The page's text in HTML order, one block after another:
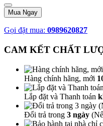
Mua Ngay
Gọi đặt mua: 0989620827
CAM KẾT CHẤT
Hàng chính hãng, mới
Lắp đặt và Thanh toán
Đổi trả trong 3 ngày